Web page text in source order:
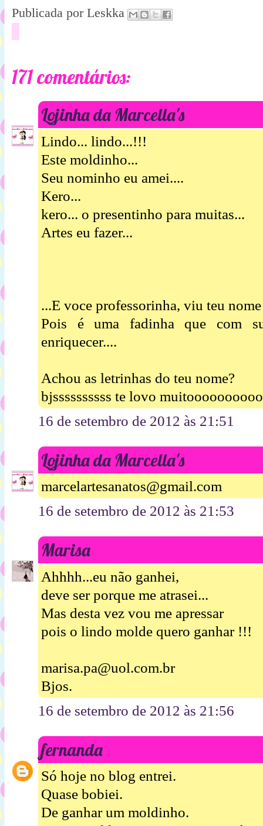
Publicada por Leskka
171 comentários:
Lojinha da Marcella's
Lindo... lindo...!!!
Este moldinho...
Seu nominho eu amei....
Kero...
kero... o presentinho para muitas...
Artes eu fazer...
...E voce professorinha, viu teu nome
Pois é uma fadinha que com
enriquecer....
Achou as letrinhas do teu nome?
bjssssssssss te lovo
16 de setembro de 2012 às 21:51
Lojinha da Marcella's
marcelartesanatos@gmail.com
16 de setembro de 2012 às 21:53
Marisa
Ahhhh...eu não ganhei,
deve ser porque me atrasei...
Mas desta vez vou me apressar
pois o lindo molde quero ganhar !!!
marisa.pa@uol.com.br
Bjos.
16 de setembro de 2012 às 21:56
fernanda
Só hoje no blog entrei.
Quase bobiei.
De ganhar um moldinho.